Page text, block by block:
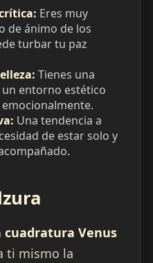
Eres muy
de ánimo de los
turbar tu paz
Tienes una
entorno estético
Una tendencia a
de estar solo y
cuadratura Venus
ti mismo la